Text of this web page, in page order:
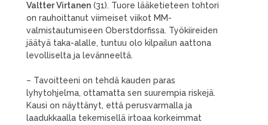
Valtter Virtanen (31). Tuore lääketieteen tohtori
on rauhoittanut viimeiset viikot MM-
valmistautumiseen Oberstdorfissa. Työkiireiden
jäätyä taka-alalle, tuntuu olo kilpailun aattona
levolliselta ja levänneeltä.
– Tavoitteeni on tehdä kauden paras
lyhytohjelma, ottamatta sen suurempia riskejä.
Kausi on näyttänyt, että perusvarmalla ja
laadukkaalla tekemisellä irtoaa korkeimmat